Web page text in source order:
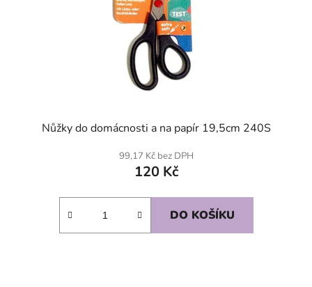
Nůžky do domácnosti a na papír 19,5cm 240S
99,17 Kč bez DPH
120 Kč
DO KOŠÍKU